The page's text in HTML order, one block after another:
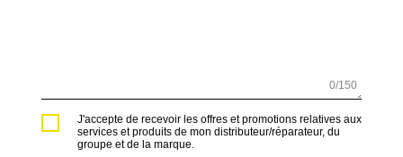
0/150
J'accepte de recevoir les offres et promotions relatives aux
services et produits de mon distributeur/réparateur, du
groupe et de la marque.